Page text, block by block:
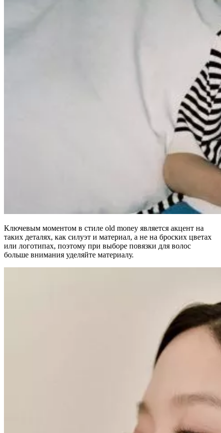
Ключевым моментом в стиле old money является акцент на
таких деталях, как силуэт и материал, а не на броских цветах
или логотипах, поэтому при выборе повязки для волос
больше внимания уделяйте материалу.